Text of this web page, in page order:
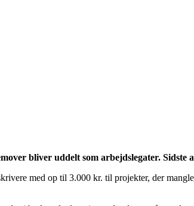
bliver uddelt som arbejdslegater. Sidste
med op til 3.000 kr. til projekter, der